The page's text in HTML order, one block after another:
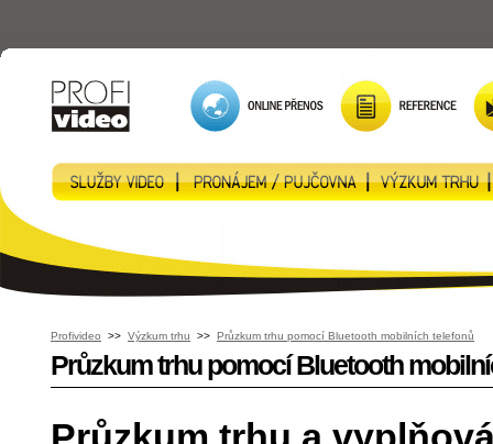
Profivideo >> Výzkum trhu >> Průzkum trhu pomocí Bluetooth mobilních telefonů
Průzkum trhu pomocí Bluetooth